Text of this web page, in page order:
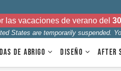
las vacaciones de verano del
States are temporarily suspended.
DE ABRIGO DISEÑO AFTER